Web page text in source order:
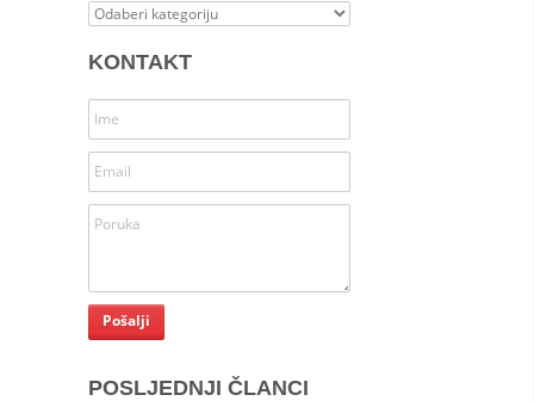
Kategorije
KONTAKT
POSLJEDNJI ČLANCI